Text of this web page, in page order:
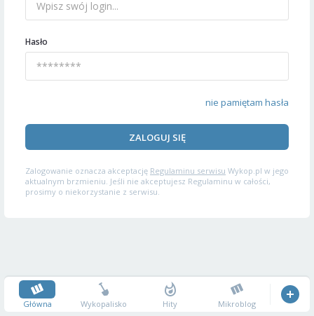
Hasło
nie pamiętam hasła
ZALOGUJ SIĘ
Zalogowanie oznacza akceptację Regulaminu serwisu Wykop.pl w jego
aktualnym brzmieniu. Jeśli nie akceptujesz Regulaminu w całości,
prosimy o niekorzystanie z serwisu.
Główna Wykopalisko Hity Mikroblog